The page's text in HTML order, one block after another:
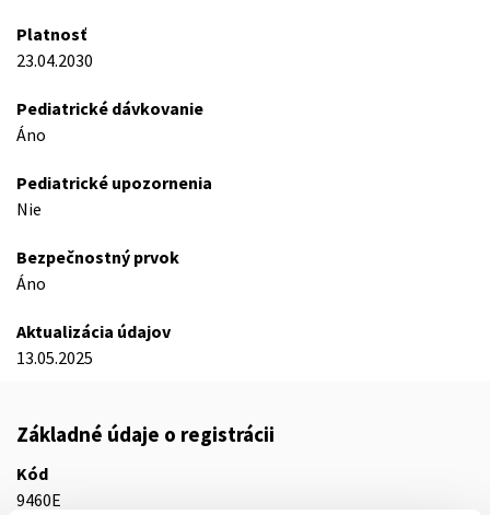
Platnosť
23.04.2030
Pediatrické dávkovanie
Áno
Pediatrické upozornenia
Nie
Bezpečnostný prvok
Áno
Aktualizácia údajov
13.05.2025
Základné údaje o registrácii
Kód
9460E